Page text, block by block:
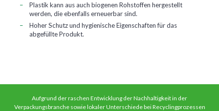
Plastik kann aus auch biogenen Rohstoffen hergestellt
werden, die ebenfalls erneuerbar sind.
Hoher Schutz und hygienische Eigenschaften für das
abgefüllte Produkt.
Aufgrund der raschen Entwicklung der Nachhaltigkeit in der
Verpackungsbranche sowie lokaler Unterschiede bei Recyclingprozessen